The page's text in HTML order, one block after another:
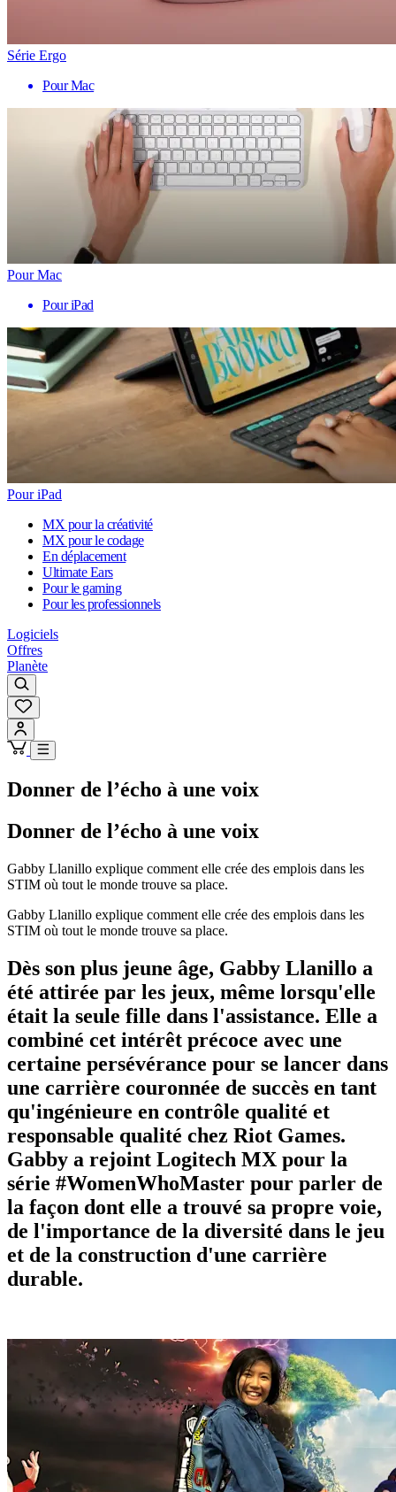
Série Ergo
Pour Mac
Pour Mac
Pour iPad
Pour iPad
MX pour la créativité
MX pour le codage
En déplacement
Ultimate Ears
Pour le gaming
Pour les professionnels
Logiciels
Offres
Planète
Donner de l’écho à une voix
Donner de l’écho à une voix
Gabby Llanillo explique comment elle crée des emplois dans les
STIM où tout le monde trouve sa place.
Gabby Llanillo explique comment elle crée des emplois dans les
STIM où tout le monde trouve sa place.
Dès son plus jeune âge, Gabby Llanillo a
été attirée par les jeux, même lorsqu'elle
était la seule fille dans l'assistance. Elle a
combiné cet intérêt précoce avec une
certaine persévérance pour se lancer dans
une carrière couronnée de succès en tant
qu'ingénieure en contrôle qualité et
responsable qualité chez Riot Games.
Gabby a rejoint Logitech MX pour la
série #WomenWhoMaster pour parler de
la façon dont elle a trouvé sa propre voie,
de l'importance de la diversité dans le jeu
et de la construction d'une carrière
durable.